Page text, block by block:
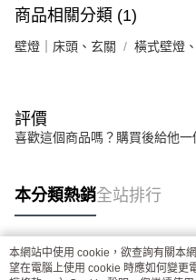
商品相關分類 (1)
壁燈｜床頭、玄關 橫式壁燈
評價
喜歡這個商品嗎？購買後給他一
本分類熱銷全站排行
熱門標籤
本網站中使用 cookie，欲查詢有關本
望在電腦上使用 cookie 時應如何變更